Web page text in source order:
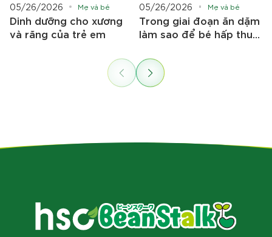
05/26/2026 Mẹ và bé
Dinh dưỡng cho xương
và răng của trẻ em
05/26/2026 Mẹ và bé
Trong giai đoạn ăn dặm
làm sao để bé hấp thu